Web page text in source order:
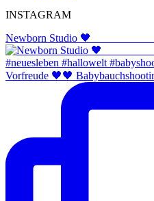
INSTAGRAM
Newborn Studio 🖤
Vorfreude 🖤🖤